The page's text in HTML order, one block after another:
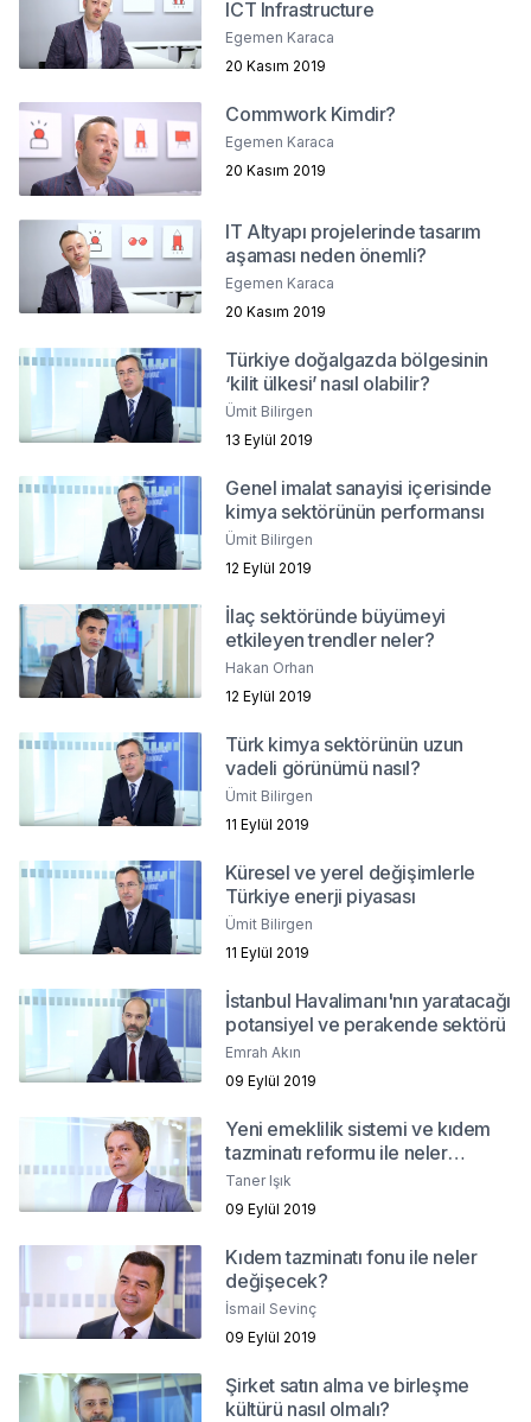
ICT Infrastructure
Egemen Karaca
20 Kasım 2019
Commwork Kimdir?
Egemen Karaca
20 Kasım 2019
IT Altyapı projelerinde tasarım
aşaması neden önemli?
Egemen Karaca
20 Kasım 2019
Türkiye doğalgazda bölgesinin
‘kilit ülkesi’ nasıl olabilir?
Ümit Bilirgen
13 Eylül 2019
Genel imalat sanayisi içerisinde
kimya sektörünün performansı
Ümit Bilirgen
12 Eylül 2019
İlaç sektöründe büyümeyi
etkileyen trendler neler?
Hakan Orhan
12 Eylül 2019
Türk kimya sektörünün uzun
vadeli görünümü nasıl?
Ümit Bilirgen
11 Eylül 2019
Küresel ve yerel değişimlerle
Türkiye enerji piyasası
Ümit Bilirgen
11 Eylül 2019
İstanbul Havalimanı'nın yaratacağı
potansiyel ve perakende sektörü
Emrah Akın
09 Eylül 2019
Yeni emeklilik sistemi ve kıdem
tazminatı reformu ile neler
değişecek?
Taner Işık
09 Eylül 2019
Kıdem tazminatı fonu ile neler
değişecek?
İsmail Sevinç
09 Eylül 2019
Şirket satın alma ve birleşme
kültürü nasıl olmalı?